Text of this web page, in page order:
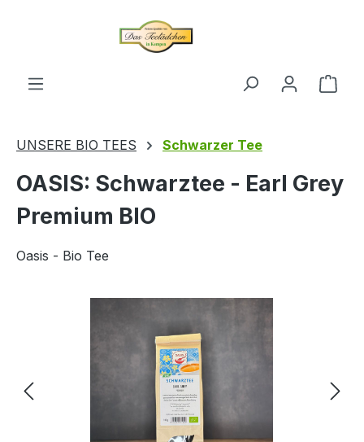
UNSERE BIO TEES Schwarzer Tee
OASIS: Schwarztee - Earl Grey
Premium BIO
Oasis - Bio Tee